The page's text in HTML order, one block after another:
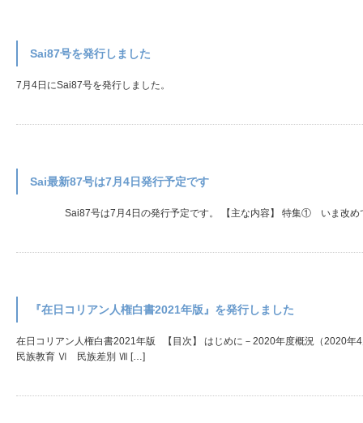
Sai87号を発行しました
7月4日にSai87号を発行しました。
Sai最新87号は7月4日発行予定です
Sai87号は7月4日の発行予定です。 【主な内容】 特集① いま改め
『在日コリアン人権白書2021年版』を発行しました
在日コリアン人権白書2021年版 【目次】 はじめに－2020年度概況（
民族教育 Ⅵ 民族差別 Ⅶ […]